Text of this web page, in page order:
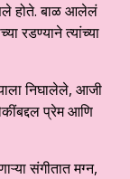
होते. बाळ आलेलं
रडण्याने त्यांच्या
निघालेले, आजी
प्रेम आणि
संगीतात मग्न,